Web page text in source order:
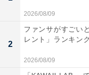
う」「色々な商業施
い。幹線道路も近く
など、生活利便性と
2026/08/09
2
ファンサがすごい
レント」ランキン
2026/08/09